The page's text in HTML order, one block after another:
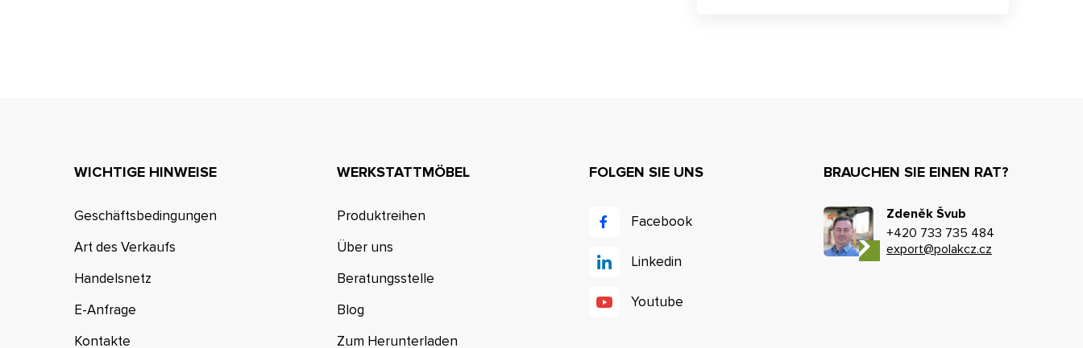
WICHTIGE HINWEISE
Geschäftsbedingungen
Art des Verkaufs
Handelsnetz
E-Anfrage
Kontakte
WERKSTATTMÖBEL
Produktreihen
Über uns
Beratungsstelle
Blog
Zum Herunterladen
FOLGEN SIE UNS
Facebook
Linkedin
Youtube
BRAUCHEN SIE EINEN RAT?
Zdeněk Švub
+420 733 735 484
export@polakcz.cz